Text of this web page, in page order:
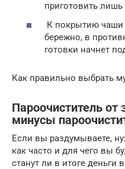
приготовить
К покрытию чаши
бережно, в
готовки начнет
Как правильно выбрать
Пароочиститель
минусы
Если вы раздумываете,
как часто и для чего вы
станут ли в итоге